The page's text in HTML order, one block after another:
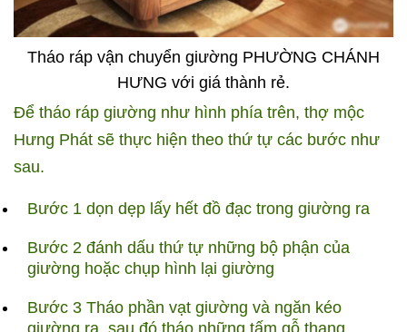
Tháo ráp vận chuyển giường PHƯỜNG CHÁNH
HƯNG với giá thành rẻ.
Để tháo ráp giường như hình phía trên, thợ mộc
Hưng Phát sẽ thực hiện theo thứ tự các bước như
sau.
Bước 1 dọn dẹp lấy hết đồ đạc trong giường ra
Bước 2 đánh dấu thứ tự những bộ phận của
giường hoặc chụp hình lại giường
Bước 3 Tháo phần vạt giường và ngăn kéo